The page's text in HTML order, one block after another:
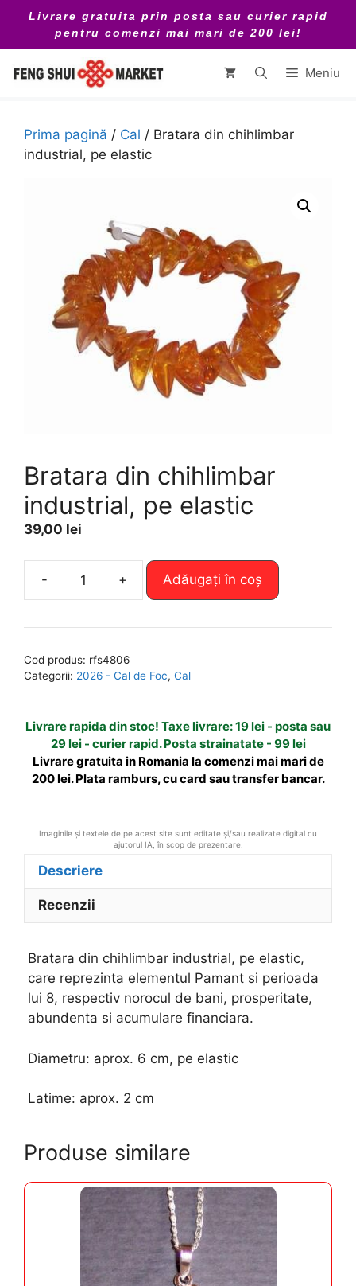
conținut
Livrare gratuita prin posta sau curier rapid
pentru comenzi mai mari de 200 lei!
Meniu
Prima pagină / Cal / Bratara din chihlimbar
industrial, pe elastic
Bratara din chihlimbar
industrial, pe elastic
39,00 lei
-
Cantitate
din
industrial,
elastic
+ Adăugați în coș
e
n
t
i
Cod produs: rfs4806
Categorii: 2026 - Cal de Foc, Cal
Livrare rapida din stoc! Taxe livrare: 19 lei - posta sau
29 lei - curier rapid. Posta strainatate - 99 lei
Livrare gratuita in Romania la comenzi mai mari de
200 lei. Plata ramburs, cu card sau transfer bancar.
Imaginile și textele de pe acest site sunt editate și/sau realizate digital cu
ajutorul IA, în scop de prezentare.
Descriere
Recenzii
Bratara din chihlimbar industrial, pe elastic,
care reprezinta elementul Pamant si perioada
lui 8, respectiv norocul de bani, prosperitate,
abundenta si acumulare financiara.
Diametru: aprox. 6 cm, pe elastic
Latime: aprox. 2 cm
Produse similare